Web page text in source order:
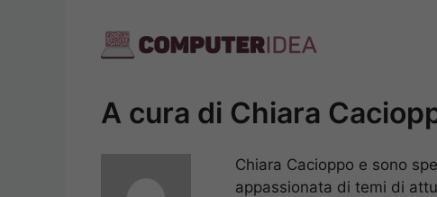
A cura di Chiara
Chiara Cacioppo e sono
appassionata di temi di